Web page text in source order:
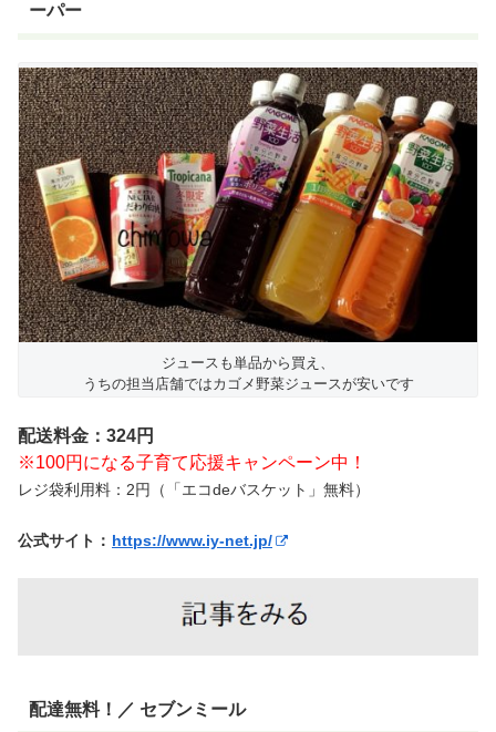
ーパー
ジュースも単品から買え、
うちの担当店舗ではカゴメ野菜ジュースが安いです
配送料金：324円
※100円になる子育て応援キャンペーン中！
レジ袋利用料：2円（「エコdeバスケット」無料）
公式サイト： https://www.iy-net.jp/
配達無料！／ セブンミール